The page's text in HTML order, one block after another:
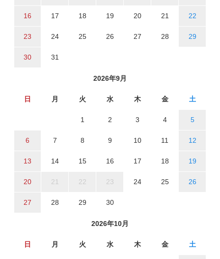
16 17 18 19 20 21 22
23 24 25 26 27 28 29
30 31
2026年9月
日 月 火 水 木 金 土
1 2 3 4 5
6 7 8 9 10 11 12
13 14 15 16 17 18 19
20 21 22 23 24 25 26
27 28 29 30
2026年10月
日 月 火 水 木 金 土